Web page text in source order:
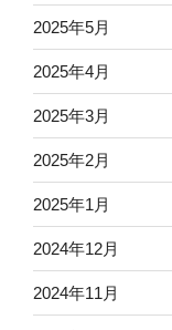
2025年5月
2025年4月
2025年3月
2025年2月
2025年1月
2024年12月
2024年11月